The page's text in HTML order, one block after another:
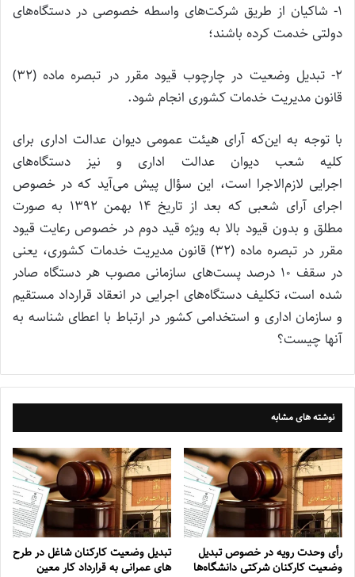
1- شاکیان از طریق شرکت‌های واسطه خصوصی در دستگاه‌های
دولتی خدمت کرده باشند؛
2- تبدیل وضعیت در چارچوب قیود مقرر در تبصره ماده (۳۲)
قانون مدیریت خدمات کشوری انجام شود.
با توجه به این‌که آرای هیئت عمومی دیوان عدالت اداری برای
کلیه شعب دیوان عدالت اداری و نیز دستگاه‌های
اجرایی لازم‌الاجرا است، این سؤال پیش‌ می‌آید که در خصوص
اجرای آرای شعبی که بعد از تاریخ 14 بهمن 1392 به صورت
مطلق و بدون قیود بالا به ویژه قید دوم در خصوص رعایت قیود
مقرر در تبصره ماده (32) قانون مدیریت خدمات کشوری، یعنی
در سقف 10 درصد پست‌های سازمانی مصوب هر دستگاه صادر
شده است، تکلیف دستگاه‌های اجرایی در انعقاد قرارداد مستقیم
و سازمان اداری و استخدامی کشور در ارتباط با اعطای شناسه به
آنها چیست؟
نوشته های مشابه
رأی وحدت رویه در خصوص تبدیل
وضعیت کارکنان شرکتی دانشگاه‌ها
تبدیل وضعیت کارکنان شاغل در طرح
های عمرانی به قرارداد کار معین